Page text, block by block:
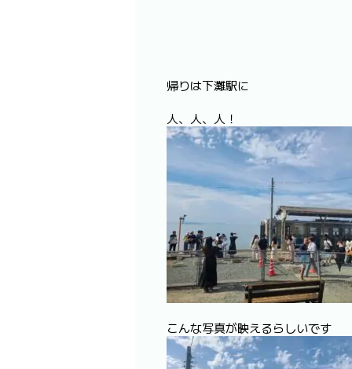
帰りは下灘駅に
人、人、人！
こんな写真が映えるらしいです